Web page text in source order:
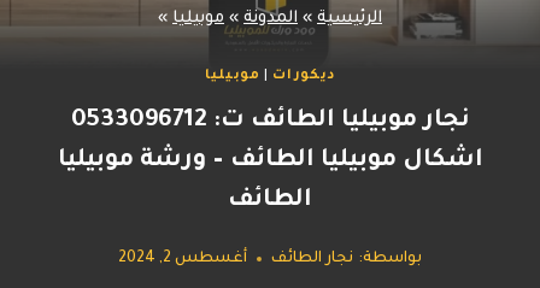
الرئيسية » المدونة » موبيليا »
ديكورات موبيليا
نجار موبيليا الطائف ت: 0533096712
اشكال موبيليا الطائف – ورشة موبيليا
الطائف
بواسطة: نجار الطائف أغسطس 2, 2024